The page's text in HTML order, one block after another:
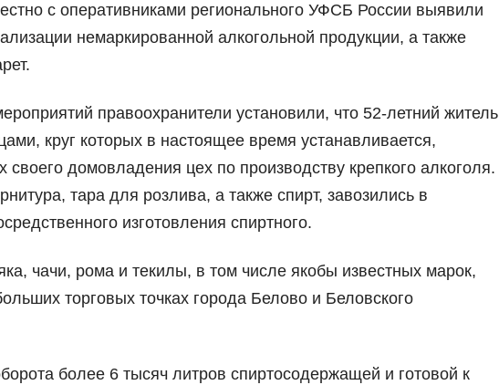
с оперативниками регионального УФСБ России выявили
немаркированной алкогольной продукции, а также
правоохранители установили, что 52-летний житель
круг которых в настоящее время устанавливается,
домовладения цех по производству крепкого алкоголя.
тара для розлива, а также спирт, завозились в
изготовления спиртного.
чачи, рома и текилы, в том числе якобы известных марок,
торговых точках города Белово и Беловского
более 6 тысяч литров спиртосодержащей и готовой к